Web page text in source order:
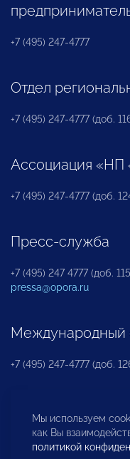
+7 (495) 247-4777
Отдел
+7 (495) 247-4777 (доб.
Ассоциация
+7 (495) 247-4777 (доб.
Пресс-служба
+7 (495) 247 4777 (доб.
pressa@opora.ru
+7 (495) 247-4777 (доб.
Бюро по защите
инвесторов
Мы используем
как Вы
политикой